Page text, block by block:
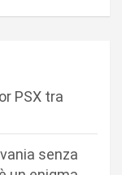
PSX tra
senza